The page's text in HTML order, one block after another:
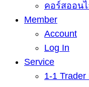
คอร์สออนไ
Member
Account
Log In
Service
1-1 Trader